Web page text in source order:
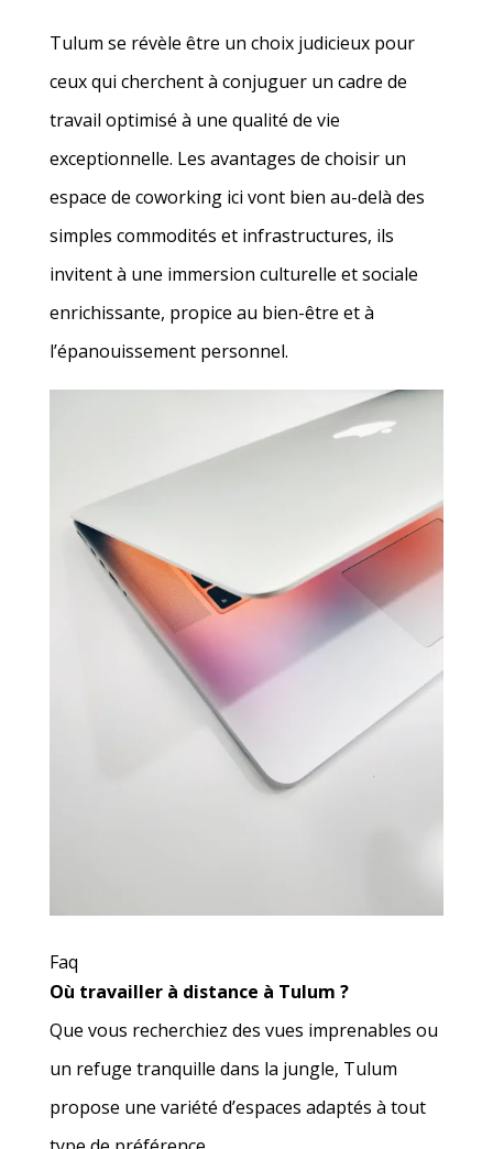
Tulum se révèle être un choix judicieux pour
ceux qui cherchent à conjuguer un cadre de
travail optimisé à une qualité de vie
exceptionnelle. Les avantages de choisir un
espace de coworking ici vont bien au-delà des
simples commodités et infrastructures, ils
invitent à une immersion culturelle et sociale
enrichissante, propice au bien-être et à
l’épanouissement personnel.
Faq
Où travailler à distance à Tulum ?
Que vous recherchiez des vues imprenables ou
un refuge tranquille dans la jungle, Tulum
propose une variété d’espaces adaptés à tout